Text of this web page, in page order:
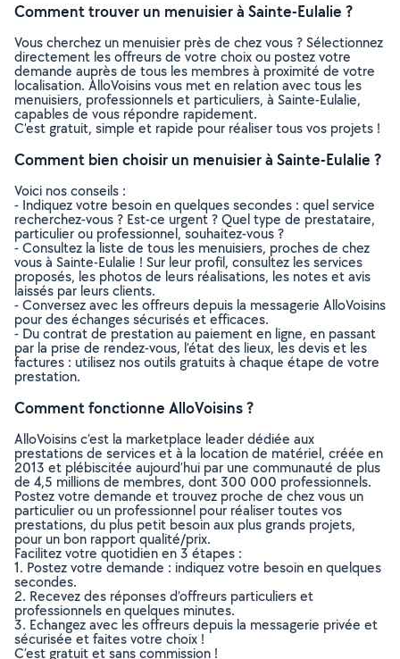
Comment trouver un menuisier à Sainte-Eulalie ?
Vous cherchez un menuisier près de chez vous ? Sélectionnez
directement les offreurs de votre choix ou postez votre
demande auprès de tous les membres à proximité de votre
localisation. AlloVoisins vous met en relation avec tous les
menuisiers, professionnels et particuliers, à Sainte-Eulalie,
capables de vous répondre rapidement.
C’est gratuit, simple et rapide pour réaliser tous vos projets !
Comment bien choisir un menuisier à Sainte-Eulalie ?
Voici nos conseils :
- Indiquez votre besoin en quelques secondes : quel service
recherchez-vous ? Est-ce urgent ? Quel type de prestataire,
particulier ou professionnel, souhaitez-vous ?
- Consultez la liste de tous les menuisiers, proches de chez
vous à Sainte-Eulalie ! Sur leur profil, consultez les services
proposés, les photos de leurs réalisations, les notes et avis
laissés par leurs clients.
- Conversez avec les offreurs depuis la messagerie AlloVoisins
pour des échanges sécurisés et efficaces.
- Du contrat de prestation au paiement en ligne, en passant
par la prise de rendez-vous, l’état des lieux, les devis et les
factures : utilisez nos outils gratuits à chaque étape de votre
prestation.
Comment fonctionne AlloVoisins ?
AlloVoisins c’est la marketplace leader dédiée aux
prestations de services et à la location de matériel, créée en
2013 et plébiscitée aujourd’hui par une communauté de plus
de 4,5 millions de membres, dont 300 000 professionnels.
Postez votre demande et trouvez proche de chez vous un
particulier ou un professionnel pour réaliser toutes vos
prestations, du plus petit besoin aux plus grands projets,
pour un bon rapport qualité/prix.
Facilitez votre quotidien en 3 étapes :
1. Postez votre demande : indiquez votre besoin en quelques
secondes.
2. Recevez des réponses d’offreurs particuliers et
professionnels en quelques minutes.
3. Echangez avec les offreurs depuis la messagerie privée et
sécurisée et faites votre choix !
C’est gratuit et sans commission !